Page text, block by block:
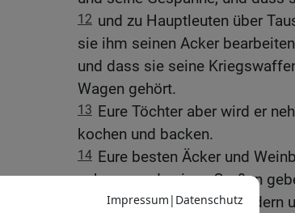
12 und zu Hauptleuten über
sie ihm seinen Acker
und dass sie seine
Wagen gehört.
13 Eure Töchter aber wird er
kochen und backen.
14 Eure besten Äcker und
nehmen und seinen Großen
Dazu von euren